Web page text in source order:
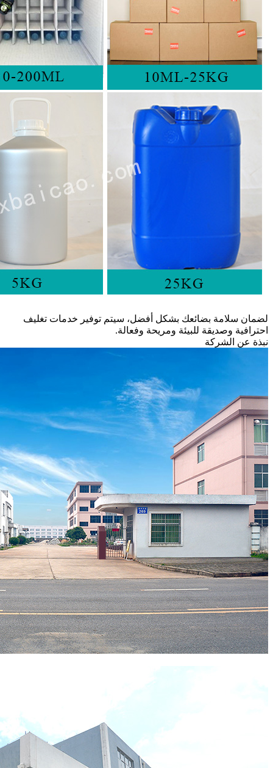
لضمان سلامة بضائعك بشكل أفضل، سيتم توفير خدمات تغليف
احترافية وصديقة للبيئة ومريحة وفعالة.
نبذة عن الشركة